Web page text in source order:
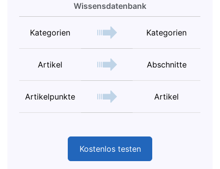
Wissensdatenbank
Kategorien Kategorien
Artikel Abschnitte
Artikelpunkte Artikel
Kostenlos testen